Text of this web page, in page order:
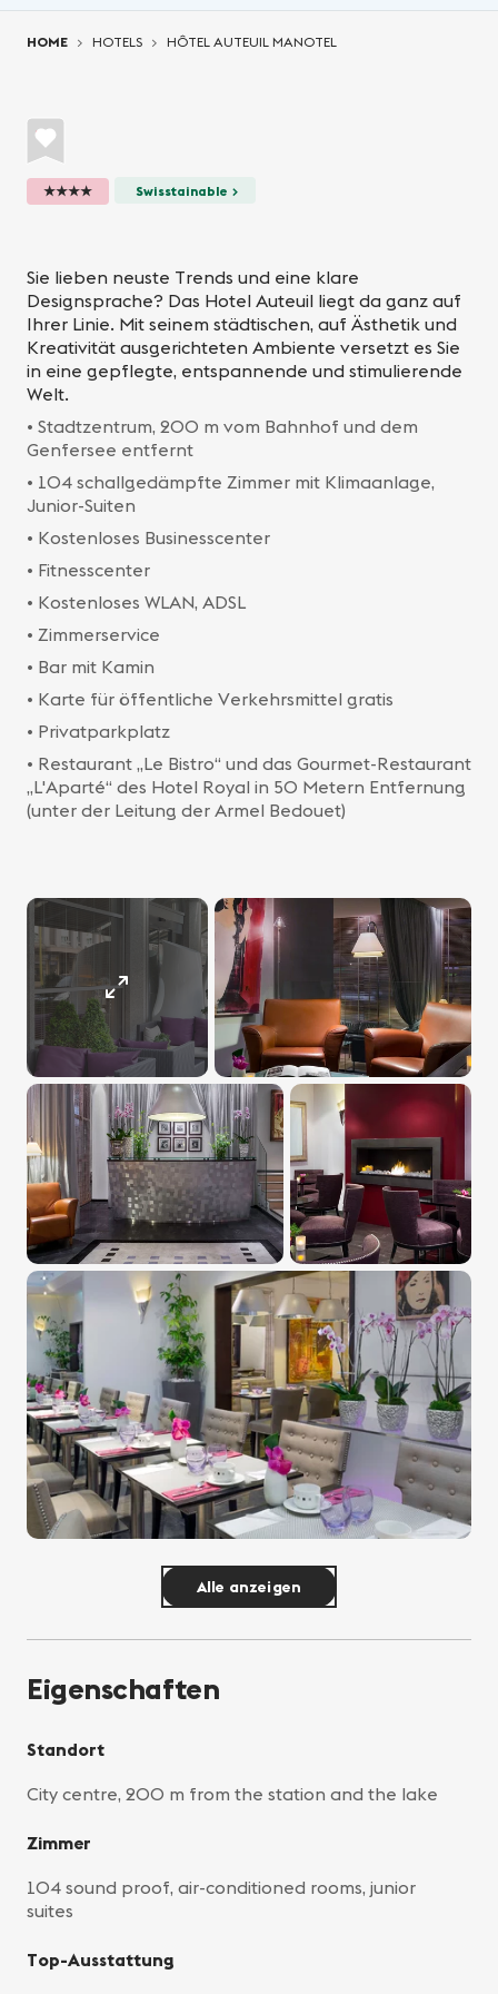
HOME HOTELS HÔTEL AUTEUIL MANOTEL
★★★★ Swisstainable >
Sie lieben neuste Trends und eine klare
Designsprache? Das Hotel Auteuil liegt da ganz auf
Ihrer Linie. Mit seinem städtischen, auf Ästhetik und
Kreativität ausgerichteten Ambiente versetzt es Sie
in eine gepflegte, entspannende und stimulierende
Welt.
• Stadtzentrum, 200 m vom Bahnhof und dem
Genfersee entfernt
• 104 schallgedämpfte Zimmer mit Klimaanlage,
Junior-Suiten
• Kostenloses Businesscenter
• Fitnesscenter
• Kostenloses WLAN, ADSL
• Zimmerservice
• Bar mit Kamin
• Karte für öffentliche Verkehrsmittel gratis
• Privatparkplatz
• Restaurant „Le Bistro“ und das Gourmet-Restaurant
„L'Aparté“ des Hotel Royal in 50 Metern Entfernung
(unter der Leitung der Armel Bedouet)
Alle anzeigen
Eigenschaften
Standort
City centre, 200 m from the station and the lake
Zimmer
104 sound proof, air-conditioned rooms, junior
suites
Top-Ausstattung